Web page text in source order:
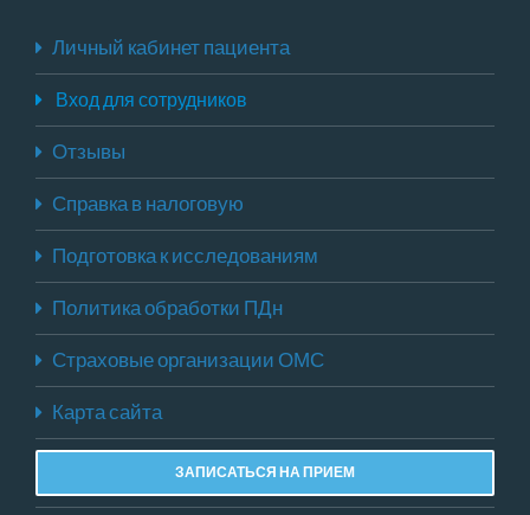
Личный кабинет пациента
Вход для сотрудников
Отзывы
Справка в налоговую
Подготовка к исследованиям
Политика обработки ПДн
Страховые организации ОМС
Карта сайта
ЗАПИСАТЬСЯ НА ПРИЕМ